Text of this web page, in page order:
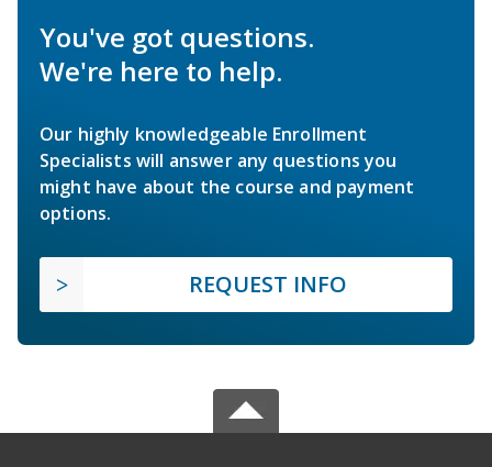
You've got questions.
We're here to help.
Our highly knowledgeable Enrollment
Specialists will answer any questions you
might have about the course and payment
options.
REQUEST INFO